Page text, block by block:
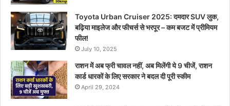
Toyota Urban Cruiser 2025: दमदार SUV लुक,
बढ़िया माइलेज और फीचर्स से भरपूर – कम बजट में प्रीमियम
फील!
July 10, 2025
राशन में अब फ्री चावल नहीं, अब मिलेंगी ये 9 चीजें, राशन
कार्ड धारकों के लिए सरकार ने बदल दी पूरी स्कीम
April 29, 2024